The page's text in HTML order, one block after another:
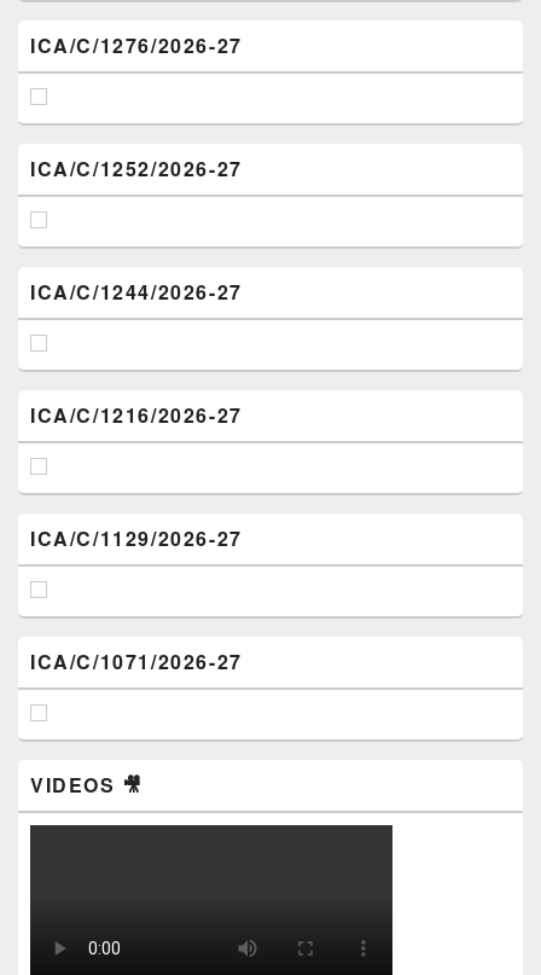
ICA/C/1276/2026-27
ICA/C/1252/2026-27
ICA/C/1244/2026-27
ICA/C/1216/2026-27
ICA/C/1129/2026-27
ICA/C/1071/2026-27
VIDEOS 🎥